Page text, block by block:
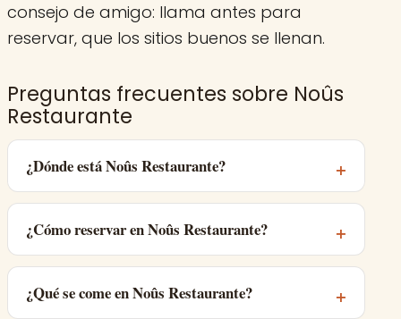
consejo de amigo: llama antes para
reservar, que los sitios buenos se llenan.
Preguntas frecuentes sobre Noûs
Restaurante
¿Dónde está Noûs Restaurante?
¿Cómo reservar en Noûs Restaurante?
¿Qué se come en Noûs Restaurante?